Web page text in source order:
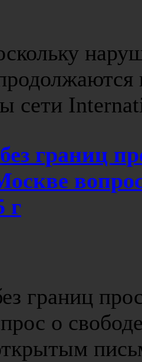
сети
границ
г
границ
о